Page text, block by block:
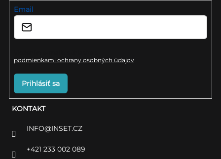
KONTAKT
INFO@INSET.CZ
+421 233 002 089
Email
podmienkami ochrany osobných údajov
Prihlásiť sa